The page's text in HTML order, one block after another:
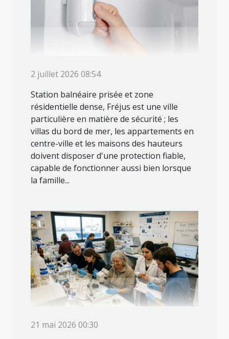
2 juillet 2026 08:54
Station balnéaire prisée et zone
résidentielle dense, Fréjus est une ville
particulière en matière de sécurité ; les
villas du bord de mer, les appartements en
centre-ville et les maisons des hauteurs
doivent disposer d'une protection fiable,
capable de fonctionner aussi bien lorsque
la famille...
21 mai 2026 00:30